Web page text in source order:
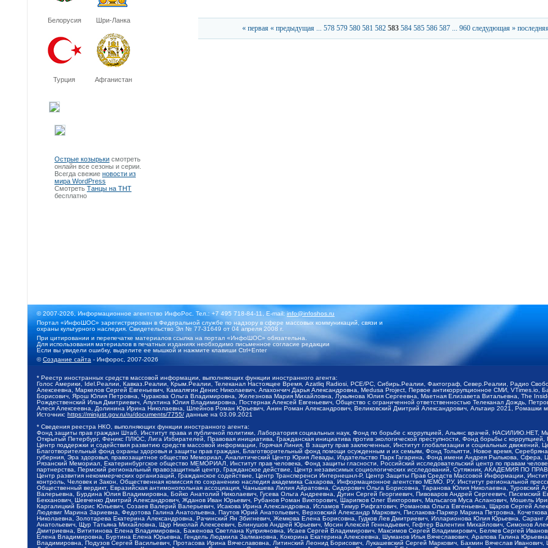
Белорусия Шри-Ланка
Турция Афганистан
Острые козырьки смотреть
онлайн все сезоны и серии.
Всегда свежие новости из
мира WordPress
Смотреть Танцы на ТНТ
бесплатно
« первая « предыдущая ... 578 579 580 581 582 583 584 585 586 587 ... 960 следудющая »
© 2007-2026, Информационное агентство ИнфоРос. Тел.: +7 495 718-84-11, E-mail:info@infoshos.ru
Портал «ИнфоШОС» зарегистрирован в Федеральной службе по надзору в сфере массовых коммуникаций, связи и
охраны культурного наследия. Свидетельство Эл № 77-31649 от 04 апреля 2008 г.
При цитировании и перепечатке материалов ссылка на портал «ИнфоШОС» обязательна.
Для использования материалов в печатных изданиях необходимо письменное согласие редакции
Если вы увидели ошибку, выделите ее мышкой и нажмите клавиши Ctrl+Enter
©Создание сайта - Инфорос, 2007-2026
* Реестр иностранных средств массовой информации, выполняющих функции иностранного агента:
Голос Америки, Idel.Реалии, Кавказ.Реалии, Крым.Реалии, Телеканал Настоящее Время, Azatliq Radiosi, PCE/PC, Сибирь.Реалии, Фактограф, Север.Реалии, Радио
Алексеевна, Маркелов Сергей Евгеньевич, Камалягин Денис Николаевич, Апахончич Дарья Александровна, Medusa Project, Первое антикоррупционное СМИ,
Борисович, Ярош Юлия Петровна, Чуракова Ольга Владимировна, Железнова Мария Михайловна, Лукьянова Юлия Сергеевна, Маетная Елизавета Витальевна, The
Рождественский Илья Дмитриевич, Апухтина Юлия Владимировна, Постернак Алексей Евгеньевич, Общество с ограниченной ответственностью Телеканал Дождь,
Алеся Алексеевна, Долинина Ирина Николаевна, Шлейнов Роман Юрьевич, Анин Роман Александрович, Великовский Дмитрий Александрович, Альтаир 2021, Ромашки
Источник: https://minjust.gov.ru/ru/documents/7755/ данные на 03.09.2021
* Сведения реестра НКО, выполняющих функции иностранного агента:
Фонд защиты прав граждан Штаб, Институт права и публичной политики, Лаборатория социальных наук, Фонд по борьбе с коррупцией, Альянс врачей,
Открытый Петербург, Феникс ПЛЮС, Лига Избирателей, Правовая инициатива, Гражданская инициатива против экологической преступности, Фонд борьбы с
Центр поддержки и содействия развитию средств массовой информации, Горячая Линия, В защиту прав заключенных, Институт глобализации и социальных
Благотворительный фонд охраны здоровья и защиты прав граждан, Благотворительный фонд помощи осужденным и их семьям, Фонд Тольятти, Новое время,
губерния, Эра здоровья, правозащитное общество Мемориал, Аналитический Центр Юрия Левады, Издательство Парк Гагарина, Фонд имени Андрея Рылькова,
Рязанский Мемориал, Екатеринбургское общество МЕМОРИАЛ, Институт прав человека, Фонд защиты гласности, Российский исследовательский центр по правам
партнерства, Пермский региональный правозащитный центр, Гражданское действие, Центр независимых социологических исследований, Сутяжник, АКАДЕМИЯ ПО
Центр развития некоммерческих организаций, Гражданское содействие, Центр Трансперенси Интернешнл-Р, Центр Защиты Прав Средств Массовой Информации,
контроль, Человек и Закон, Общественная комиссия по сохранению наследия академика Сахарова, Информационное агентство МЕМО. РУ, Институт региональной
Общественный вердикт, Евразийская антимонопольная ассоциация, Чанышева Лилия Айратовна, Сидорович Ольга Борисовна, Таранова Юлия Николаевна, Туровский
Валерьевна, Бурдина Юлия Владимировна, Бойко Анатолий Николаевич, Гусева Ольга Андреевна, Дугин Сергей Георгиевич, Пивоваров Андрей Сергеевич, Писемский
Бекханович, Шевченко Дмитрий Александрович, Жданов Иван Юрьевич, Рубанов Роман Викторович, Шарипков Олег Викторович, Мальсагов Муса Асланович, Мошель
Каргалицкий Борис Юльевич, Созаев Валерий Валерьевич, Исакова Ирина Александровна, Исламов Тимур Рифгатович, Романова Ольга Евгеньевна, Щаров Сергей
Людевиг Марина Зариевна, Федотова Галина Анатольевна, Паутов Юрий Анатольевич, Верховский Александр Маркович, Пислакова-Паркер Марина Петровна,
Николаевна, Золотарева Екатерина Александровна, Рачинский Ян Збигневич, Жемкова Елена Борисовна, Гудков Лев Дмитриевич, Илларионова Юлия Юрьевна,
Анатольевич, Щур Татьяна Михайловна, Щур Николай Алексеевич, Блинушов Андрей Юрьевич, Мосин Алексей Геннадьевич, Гефтер Валентин Михайлович, Симонов
Дмитриевна, Вититинова Елена Владимировна, Баженова Светлана Куприяновна, Исаев Сергей Владимирович, Максимов Сергей Владимирович, Беляев Сергей
Елена Владимировна, Буртина Елена Юрьевна, Гендель Людмила Залмановна, Кокорина Екатерина Алексеевна, Шуманов Илья Вячеславович, Арапова Галина
Владимировна, Подузов Сергей Васильевич, Протасова Ирина Вячеславовна, Литинский Леонид Борисович, Лукашевский Сергей Маркович, Бахмин Вячеслав